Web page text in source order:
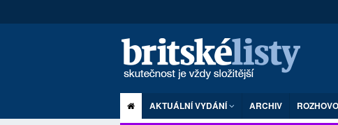
AKTUÁLNÍ VYDÁNÍ ARCHIV